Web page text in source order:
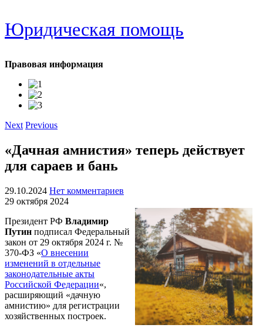
Юридическая помощь
Правовая информация
Next Previous
«Дачная амнистия» теперь действует
для сараев и бань
29.10.2024 Нет комментариев
29 октября 2024
Президент РФ Владимир
Путин подписал Федеральный
закон от 29 октября 2024 г. №
370-ФЗ «О внесении
изменений в отдельные
законодательные акты
Российской Федерации«,
расширяющий «дачную
амнистию» для регистрации
хозяйственных построек.